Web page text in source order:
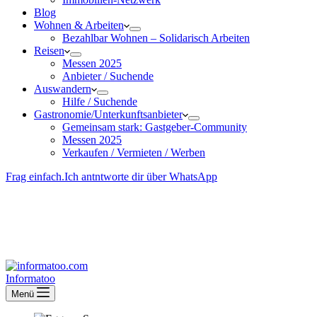
Blog
Wohnen & Arbeiten
Bezahlbar Wohnen – Solida­risch Arbeiten
Reisen
Messen 2025
Anbieter / Suchende
Auswandern
Hilfe / Suchende
Gastronomie/Unterkunftsanbieter
Gemeinsam stark: Gastgeber-Community
Messen 2025
Verkaufen / Vermieten / Werben
Frag einfach.Ich antntworte dir über WhatsApp
Informatoo
Menü